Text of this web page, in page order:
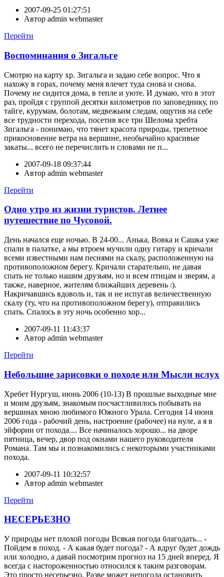
2007-09-25 01:27:51
Автор admin webmaster
Перейти
Воспоминания о Зигальге
Смотрю на карту хр. Зигальга и задаю себе вопрос. Что я
нахожу в горах, почему меня влечет туда снова и снова.
Почему не сидится дома, в тепле и уюте. И думаю, что в этот
раз, пройдя с группой десятки километров по заповеднику, по
тайге, курумам, болотам, медвежьим следам, ощутив на себе
все трудности перехода, посетив все три Шелома хребта
Зигальга - понимаю, что тянет красота природы, трепетное
прикосновение ветра на вершине, необычайно красивые
закаты... всего не перечислить и словами не п...
2007-09-18 09:37:44
Автор admin webmaster
Перейти
Одно утро из жизни туристов. Летнее
путешествие по Чусовой.
День начался еще ночью. В 24-00... Анька, Вовка и Сашка уже
спали в палатке, а мы втроем мучили одну гитару и кричали
всеми известными нам песнями на скалу, расположенную на
противоположном берегу. Кричали старательно, не давая
спать не только нашим друзьям, но и всем птицам и зверям, а
также, наверное, жителям ближайших деревень :).
Накричавшись вдоволь и, так и не испугав величественную
скалу (ту, что на противоположном берегу), отправились
спать. Спалось в эту ночь особенно хор...
2007-09-11 11:43:37
Автор admin webmaster
Перейти
Небольшие зарисовки о походе или Мысли вслух
Хребет Нургуш, июнь 2006 (10-13) В прошлые выходные мне
и моим друзьям, знакомым посчастливилось побывать на
вершинах мною любимого Южного Урала. Сегодня 14 июня
2006 года - рабочий день, настроение (рабочее) на нуле, а я в
эйфории от похода.... Все начиналось хорошо... на дворе
пятница, вечер, двор под окнами нашего руководителя
Романа. Там мы и познакомились с некоторыми участниками
похода.
2007-09-11 10:32:57
Автор admin webmaster
Перейти
НЕСЕРЬЕЗНО
У природы нет плохой погоды Всякая погода благодать... -
Пойдем в поход. - А какая будет погода? - А вдруг будет дождь
или холодно, а давай посмотрим прогноз на 15 дней вперед. Я
всегда с настороженностью относился к таким разговорам.
Это просто несерьезно. Разве может непогода остановить